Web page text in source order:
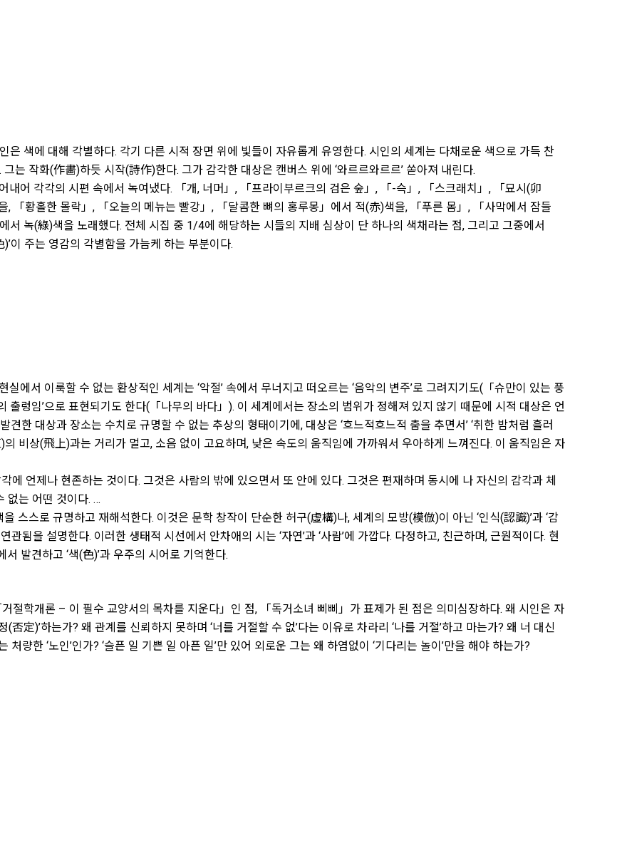
색에 대해 각별하다. 각기 다른 시적 장면 위에 빛들이 자유롭게 유영한다. 시인의 세계는 다채로운 색으로 가득 찬
는 작화(作畵)하듯 시작(詩作)한다. 그가 감각한 대상은 캔버스 위에 ‘와르르와르르’ 쏟아져 내린다.
어 각각의 시편 속에서 녹여냈다. 「개, 너머」, 「프라이부르크의 검은 숲」, 「-슥」, 「스크래치」, 「묘시(卯
「황홀한 몰락」, 「오늘의 메뉴는 빨강」, 「달콤한 뼈의 홍루몽」에서 적(赤)색을, 「푸른 몸」, 「사막에서 잠들
녹(綠)색을 노래했다. 전체 시집 중 1/4에 해당하는 시들의 지배 심상이 단 하나의 색채라는 점, 그리고 그중에서
이 주는 영감의 각별함을 가늠케 하는 부분이다.
에서 이룩할 수 없는 환상적인 세계는 ‘악절’ 속에서 무너지고 떠오르는 ‘음악의 변주’로 그려지기도(「슈만이 있는 풍
출렁임’으로 표현되기도 한다(「나무의 바다」). 이 세계에서는 장소의 범위가 정해져 있지 않기 때문에 시적 대상은 언
한 대상과 장소는 수치로 규명할 수 없는 추상의 형태이기에, 대상은 ‘흐느적흐느적 춤을 추면서’ ‘취한 밤처럼 흘러
비상(飛上)과는 거리가 멀고, 소음 없이 고요하며, 낮은 속도의 움직임에 가까워서 우아하게 느껴진다. 이 움직임은 자
언제나 현존하는 것이다. 그것은 사람의 밖에 있으면서 또 안에 있다. 그것은 편재하며 동시에 나 자신의 감각과 체
없는 어떤 것이다. …
스스로 규명하고 재해석한다. 이것은 문학 창작이 단순한 허구(虛構)나, 세계의 모방(模倣)이 아닌 ‘인식(認識)’과 ‘감
관됨을 설명한다. 이러한 생태적 시선에서 안차애의 시는 ‘자연’과 ‘사람’에 가깝다. 다정하고, 친근하며, 근원적이다. 현
발견하고 ‘색(色)’과 우주의 시어로 기억한다.
절학개론 – 이 필수 교양서의 목차를 지운다」인 점, 「독거소녀 삐삐」가 표제가 된 점은 의미심장하다. 왜 시인은 자
(否定)’하는가? 왜 관계를 신뢰하지 못하며 ‘너를 거절할 수 없’다는 이유로 차라리 ‘나를 거절’하고 마는가? 왜 너 대신
량한 ‘노인’인가? ‘슬픈 일 기쁜 일 아픈 일’만 있어 외로운 그는 왜 하염없이 ‘기다리는 놀이’만을 해야 하는가?